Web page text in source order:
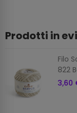
Prodotti in
Filo
822
3,60